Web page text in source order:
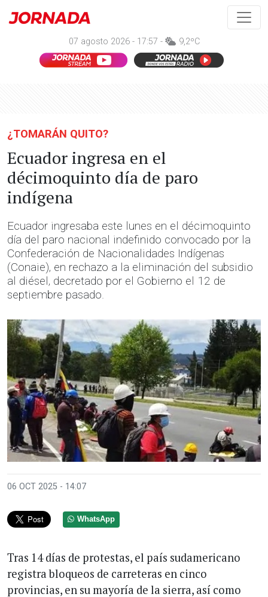
07 agosto 2026 - 17:57 - 9,2ºC
¿TOMARÁN QUITO?
Ecuador ingresa en el
décimoquinto día de paro
indígena
Ecuador ingresaba este lunes en el décimoquinto
día del paro nacional indefinido convocado por la
Confederación de Nacionalidades Indígenas
(Conaie), en rechazo a la eliminación del subsidio
al diésel, decretado por el Gobierno el 12 de
septiembre pasado.
06 OCT 2025 - 14:07
WhatsApp
Tras 14 días de protestas, el país sudamericano
registra bloqueos de carreteras en cinco
provincias, en su mayoría de la sierra, así como